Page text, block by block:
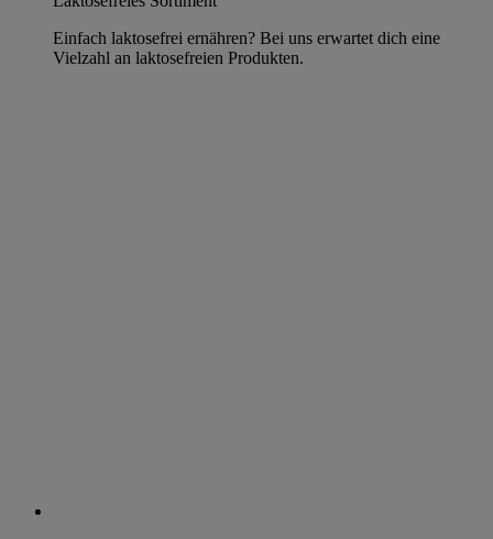
Einfach laktosefrei ernähren? Bei uns erwartet dich eine
Vielzahl an laktosefreien Produkten.